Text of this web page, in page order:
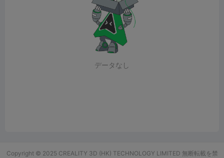
データなし
Copyright © 2025 CREALITY 3D (HK) TECHNOLOGY LIMITED 無断転載を禁